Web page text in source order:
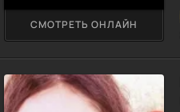
СМОТРЕТЬ ОНЛАЙН